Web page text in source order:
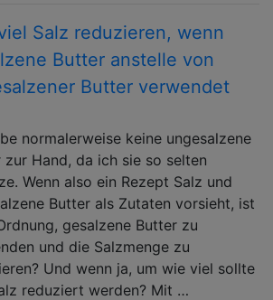
Salz reduzieren, wenn
Butter anstelle von
Butter verwendet
normalerweise keine ungesalzene
zur Hand, da ich sie so selten
Wenn also ein Rezept Salz und
Butter als Zutaten vorsieht, ist
gesalzene Butter zu
und die Salzmenge zu
Und wenn ja, um wie viel sollte
reduziert werden? Mit …